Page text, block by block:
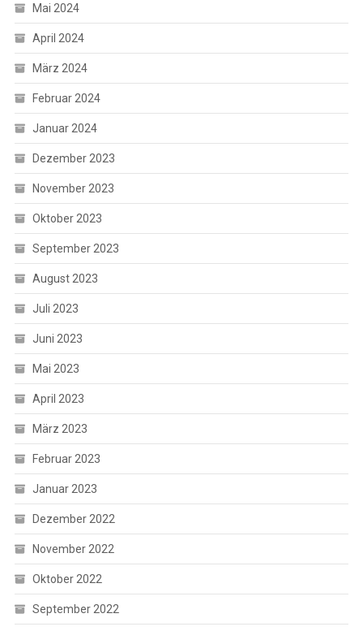
Mai 2024
April 2024
März 2024
Februar 2024
Januar 2024
Dezember 2023
November 2023
Oktober 2023
September 2023
August 2023
Juli 2023
Juni 2023
Mai 2023
April 2023
März 2023
Februar 2023
Januar 2023
Dezember 2022
November 2022
Oktober 2022
September 2022